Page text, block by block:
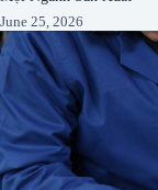
June 25, 2026